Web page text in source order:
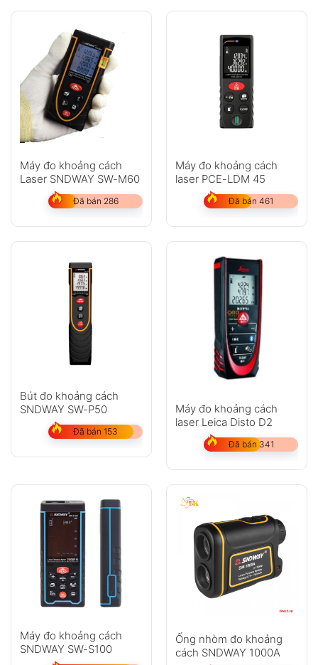
Máy đo khoảng cách
Laser SNDWAY SW-M60
Đã bán 286
Máy đo khoảng cách
laser PCE-LDM 45
Đã bán 461
Bút đo khoảng cách
SNDWAY SW-P50
Đã bán 153
Máy đo khoảng cách
laser Leica Disto D2
Đã bán 341
Máy đo khoảng cách
SNDWAY SW-S100
Ống nhòm đo khoảng
cách SNDWAY 1000A